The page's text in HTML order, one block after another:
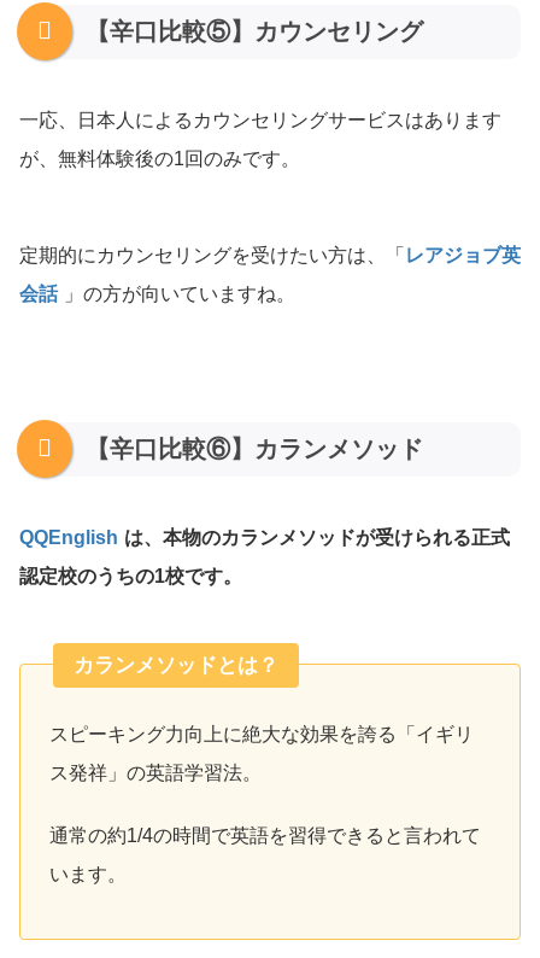
【辛口比較⑤】カウンセリング
一応、日本人によるカウンセリングサービスはあります
が、無料体験後の1回のみです。
定期的にカウンセリングを受けたい方は、「 レアジョブ英
会話
」の方が向いていますね。
【辛口比較⑥】カランメソッド
QQEnglish は、本物のカランメソッドが受けられる正式
認定校のうちの1校です。
カランメソッドとは？
スピーキング力向上に絶大な効果を誇る「イギリ
ス発祥」の英語学習法。
通常の約1/4の時間で英語を習得できると言われて
います。